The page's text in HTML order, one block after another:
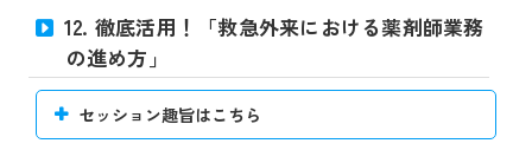
12. 徹底活用！「救急外来における薬剤師業務
の進め方」
セッション趣旨はこちら